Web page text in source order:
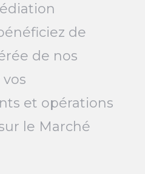
de
de nos
et opérations
le Marché